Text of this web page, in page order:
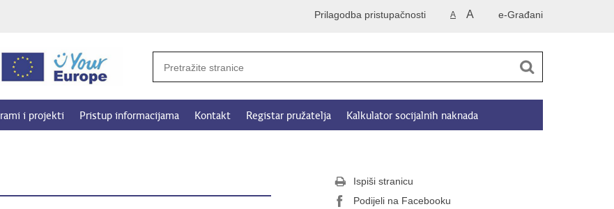
e-Građani
A A
Prilagodba pristupačnosti
i projekti Pristup informacijama Kontakt Registar pružatelja Kalkulator socijalnih naknada
Ispiši stranicu
Podijeli na Facebooku